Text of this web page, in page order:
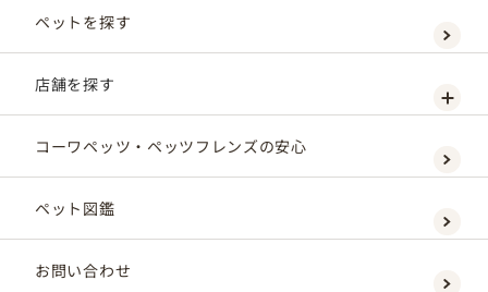
ペットを探す
店舗を探す
コーワペッツ・ペッツフレンズの安心
ペット図鑑
お問い合わせ